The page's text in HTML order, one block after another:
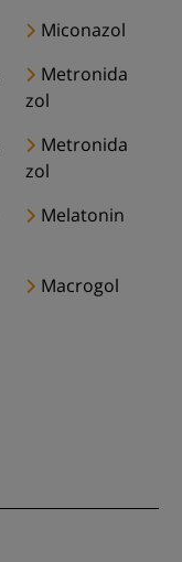
Miconazol
Metronida
zol
Metronida
zol
Melatonin
Macrogol